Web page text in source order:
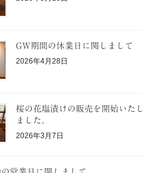
GW期間の休業日に関しまして
2026年4月28日
桜の花塩漬けの販売を開始いたし
ました。
2026年3月7日